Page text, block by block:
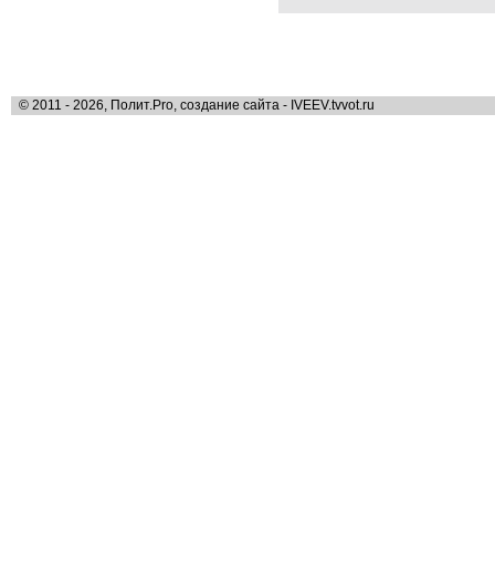
© 2011 - 2026, Полит.Pro, создание сайта - IVEEV.tvvot.ru